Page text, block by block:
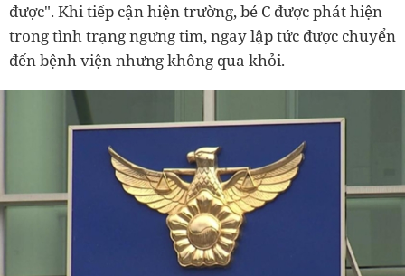
được". Khi tiếp cận hiện trường, bé C được phát hiện
trong tình trạng ngưng tim, ngay lập tức được chuyển
đến bệnh viện nhưng không qua khỏi.